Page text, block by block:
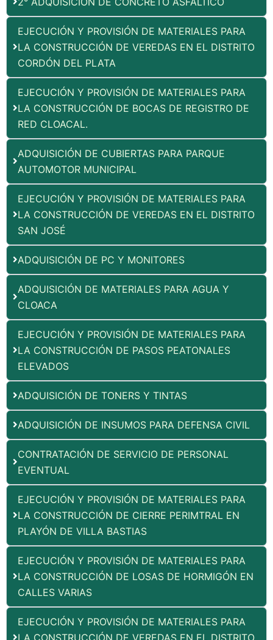
EJECUCIÓN Y PROVISIÓN DE MATERIALES PARA
LA CONSTRUCCIÓN DE VEREDAS EN EL DISTRITO
CORDÓN DEL PLATA
EJECUCIÓN Y PROVISIÓN DE MATERIALES PARA
LA CONSTRUCCIÓN DE BOCAS DE REGISTRO DE
RED CLOACAL.
ADQUISICIÓN DE CUBIERTAS PARA PARQUE
AUTOMOTOR MUNICIPAL
EJECUCIÓN Y PROVISIÓN DE MATERIALES PARA
LA CONSTRUCCIÓN DE VEREDAS EN EL DISTRITO
SAN JOSÉ
ADQUISICIÓN DE PC Y MONITORES
ADQUISICIÓN DE MATERIALES PARA AGUA Y
CLOACA
EJECUCIÓN Y PROVISIÓN DE MATERIALES PARA
LA CONSTRUCCIÓN DE PASOS PEATONALES
ELEVADOS
ADQUISICIÓN DE TONERS Y TINTAS
ADQUISICIÓN DE INSUMOS PARA DEFENSA CIVIL
CONTRATACIÓN DE SERVICIO DE PERSONAL
EVENTUAL
EJECUCIÓN Y PROVISIÓN DE MATERIALES PARA
LA CONSTRUCCIÓN DE CIERRE PERIMTRAL EN
PLAYÓN DE VILLA BASTIAS
EJECUCIÓN Y PROVISIÓN DE MATERIALES PARA
LA CONSTRUCCIÓN DE LOSAS DE HORMIGÓN EN
CALLES VARIAS
EJECUCIÓN Y PROVISIÓN DE MATERIALES PARA
LA CONSTRUCCIÓN DE VEREDAS EN EL DISTRITO